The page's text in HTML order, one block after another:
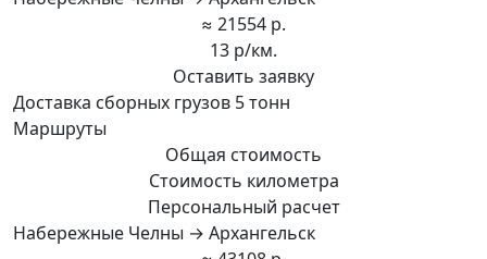
≈ 21554 р.
13 р/км.
Оставить заявку
Доставка сборных грузов 5 тонн
Маршруты
Общая стоимость
Стоимость километра
Персональный расчет
Набережные Челны → Архангельск